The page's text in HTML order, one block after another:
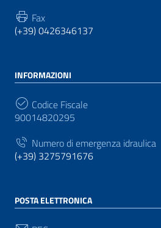
Fax
(+39) 0426346137
INFORMAZIONI
Codice Fiscale
90014820295
Numero di emergenza idraulica
(+39) 3275791676
POSTA ELETTRONICA